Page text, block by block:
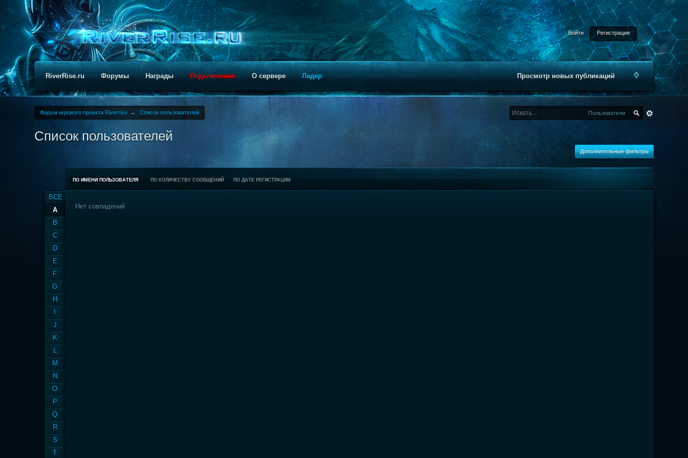
Войти Регистрация
Просмотр новых публикаций
RiverRise.ru Форумы Награды Подключение О сервере Ладер
Форум игрового проекта Riverrise → Список пользователей Пользователи
Список пользователей
Дополнительные фильтры
ВСЕ
A
B
C
D
E
F
G
H
J
K
L
M
N
O
P
Q
R
S
T
ПО ИМЕНИ ПОЛЬЗОВАТЕЛЯ ПО КОЛИЧЕСТВУ СООБЩЕНИЙ ПО ДАТЕ РЕГИСТРАЦИИ
Нет совпадений